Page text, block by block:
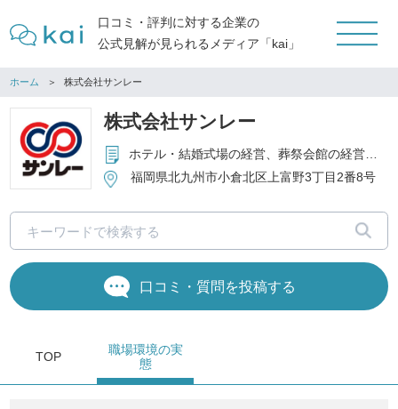
口コミ・評判に対する企業の
公式見解が見られるメディア「kai」
ホーム 株式会社サンレー
株式会社サンレー
ホテル・結婚式場の経営、葬祭会館の経営、冠婚葬祭にかかわる一切の事業等
福岡県北九州市小倉北区上富野3丁目2番8号
口コミ・質問を投稿する
TOP
職場環境の実
態